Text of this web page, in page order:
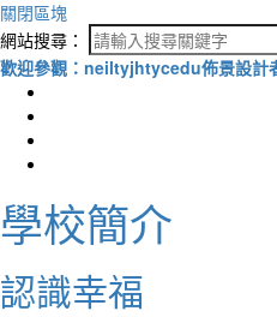
關閉區塊
網站搜尋：
歡迎參觀：neiltyjhtycedu佈景設計
學校簡介
認識幸福